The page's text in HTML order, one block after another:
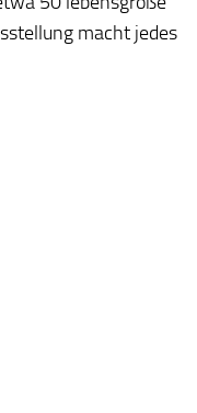
macht jedes